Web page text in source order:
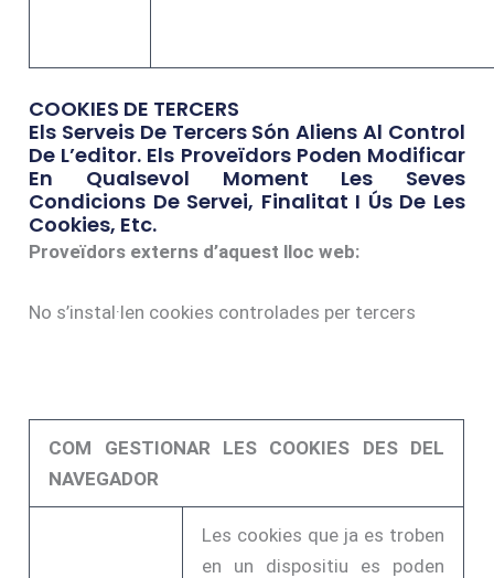
COOKIES DE TERCERS
Els Serveis De Tercers Són Aliens Al Control
De L’editor. Els Proveïdors Poden Modificar
En Qualsevol Moment Les Seves
Condicions De Servei, Finalitat I Ús De Les
Cookies, Etc.
Proveïdors externs d’aquest lloc web:
No s’instal·len cookies controlades per tercers
COM GESTIONAR LES COOKIES DES DEL
NAVEGADOR
Les cookies que ja es troben
en un dispositiu es poden